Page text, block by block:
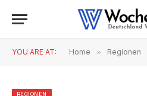
YOU ARE AT: Home » Regionen
REGIONEN